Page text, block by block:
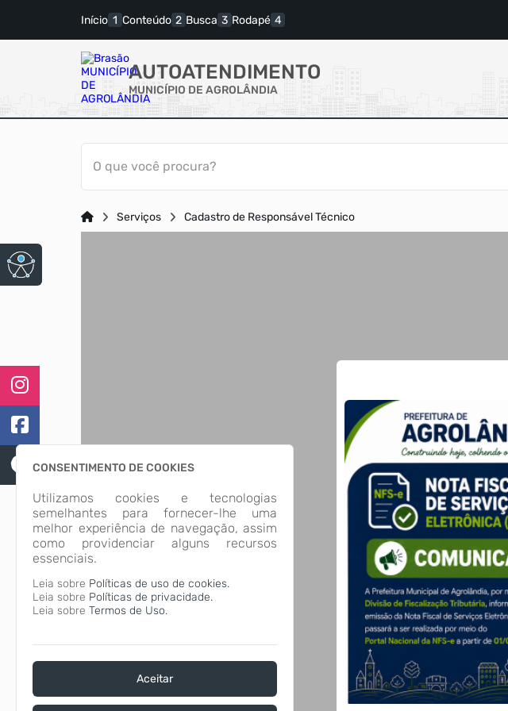
Início Conteúdo Busca Rodapé
AUTOATENDIMENTO
MUNICÍPIO DE AGROLÂNDIA
O que você procura?
Serviços Cadastro de Responsável Técnico
CONSENTIMENTO DE COOKIES
Utilizamos cookies e tecnologias
semelhantes para fornecer-lhe uma
melhor experiência de navegação, assim
como providenciar alguns recursos
essenciais.
Leia sobre Políticas de uso de cookies.
Leia sobre Políticas de privacidade.
Leia sobre Termos de Uso.
Aceitar